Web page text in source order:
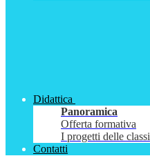
Didattica
Panoramica
Offerta formativa
I progetti delle classi
Contatti